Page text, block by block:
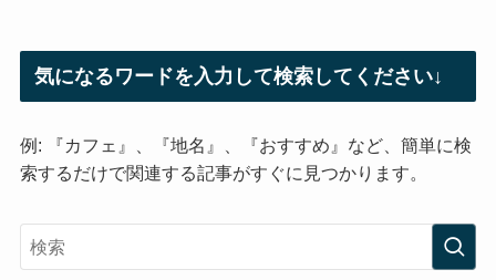
気になるワードを入力して検索してください↓
例: 『カフェ』、『地名』、『おすすめ』など、簡単に検
索するだけで関連する記事がすぐに見つかります。